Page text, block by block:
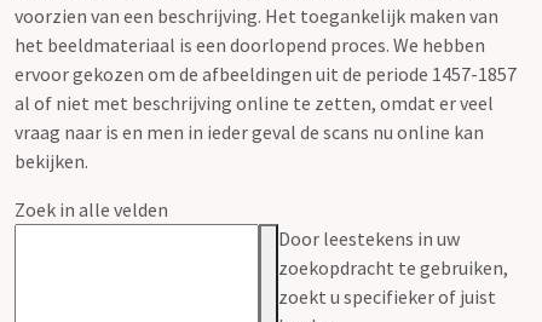
voorzien van een beschrijving. Het toegankelijk maken van
het beeldmateriaal is een doorlopend proces. We hebben
ervoor gekozen om de afbeeldingen uit de periode 1457-1857
al of niet met beschrijving online te zetten, omdat er veel
vraag naar is en men in ieder geval de scans nu online kan
bekijken.
Zoek in alle velden
Door leestekens in uw
zoekopdracht te gebruiken,
zoekt u specifieker of juist